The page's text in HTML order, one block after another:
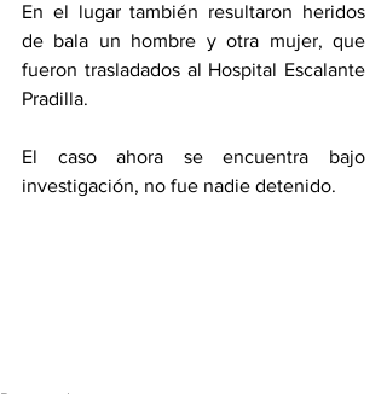
En el lugar también resultaron heridos
de bala un hombre y otra mujer, que
fueron trasladados al Hospital Escalante
Pradilla.
El caso ahora se encuentra bajo
investigación, no fue nadie detenido.